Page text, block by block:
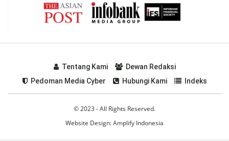
Tentang Kami
Dewan Redaksi
Pedoman Media Cyber
Hubungi Kami Indeks
© 2023 - All Rights Reserved.
Website Design:Amplify Indonesia